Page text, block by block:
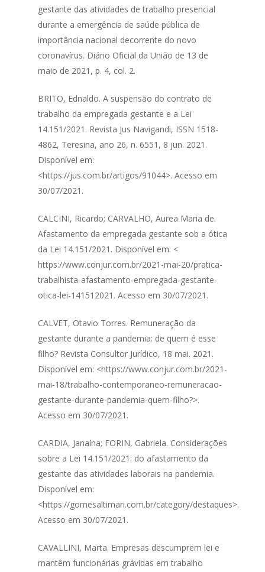
gestante das atividades de trabalho presencial
durante a emergência de saúde pública de
importância nacional decorrente do novo
coronavírus. Diário Oficial da União de 13 de
maio de 2021, p. 4, col. 2.
BRITO, Ednaldo. A suspensão do contrato de
trabalho da empregada gestante e a Lei
14.151/2021. Revista Jus Navigandi, ISSN 1518-
4862, Teresina, ano 26, n. 6551, 8 jun. 2021.
Disponível em:
<https://jus.com.br/artigos/91044>. Acesso em
30/07/2021.
CALCINI, Ricardo; CARVALHO, Aurea Maria de.
Afastamento da empregada gestante sob a ótica
da Lei 14.151/2021. Disponível em: <
https://www.conjur.com.br/2021-mai-20/pratica-
trabalhista-afastamento-empregada-gestante-
otica-lei-141512021. Acesso em 30/07/2021.
CALVET, Otavio Torres. Remuneração da
gestante durante a pandemia: de quem é esse
filho? Revista Consultor Jurídico, 18 mai. 2021.
Disponível em: <https://www.conjur.com.br/2021-
mai-18/trabalho-contemporaneo-remuneracao-
gestante-durante-pandemia-quem-filho?>.
Acesso em 30/07/2021.
CARDIA, Janaína; FORIN, Gabriela. Considerações
sobre a Lei 14.151/2021: do afastamento da
gestante das atividades laborais na pandemia.
Disponível em:
<https://gomesaltimari.com.br/category/destaques>.
Acesso em 30/07/2021.
CAVALLINI, Marta. Empresas descumprem lei e
mantêm funcionárias grávidas em trabalho